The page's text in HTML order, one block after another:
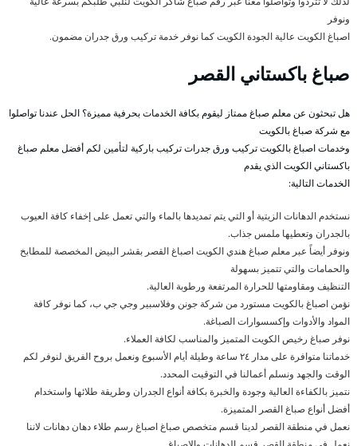
ونوفر
اصباغ الكويت عالية الجودة الكويت كما نوفر خدمة تركيب ورق جدران مضمون.
صباغ باكستاني القصر
هل تبحثون عن معلم صباغ ممتاز ليقوم بكافة الخدمات بحرفية مميزة؟ الحل عندنا تواصلوا
مع شركة صباغ بالكويت
وخدمات اصباغ بالكويت تركيب ورق جدرات تركيب باركية لتأمين لكم أفضل معلم صباغ
باكستاني الكويت الذي يقدم
الخدمات التالية:
نستخدم الدهانات الزيتية أو التي يتم تمديدها بالماء والتي تعمل على إخفاء كافة العيوب
بالجدران وتعطيها ملمس جذاب.
ونوفر أيضاً عبر معلم صباغ هندي الكويت اصباغ القصر بقشر البيض المخصصة للمطابخ
والحمامات والتي تتميز بسهولة
التنظيف ومقاومتها للحرارة المرتفعة ورطوبة العالية.
نؤمن اصباغ بالكويت مستورد من شركة جونن وفلاسبير وجي جي ب، كما نوفر كافة
المواد والأدوات وإكسسوارات الصباغة.
نوفر صباغ رخيص الكويت المتميز والمناسب لكافة العملاء.
خدماتنا متوافرة على مدار ٢٤ ساعة وطيلة أيام الأسبوع ونعمل بروح الفريق لنوفر لكم
الوقت والجهد ونسلم أعمالنا في التوقيت المحدد.
نتميز بالكفاءة العالية وجودة والخبرة بكافة أنواع الجدران وطريقة طلائها واستخدام
أفضل أنواع صباغ القصر المتميزة.
نعمل في منطقة القصر لدينا قسم متخصص صباغ اصباغ رسم طلاء دهان دهانات لاننا